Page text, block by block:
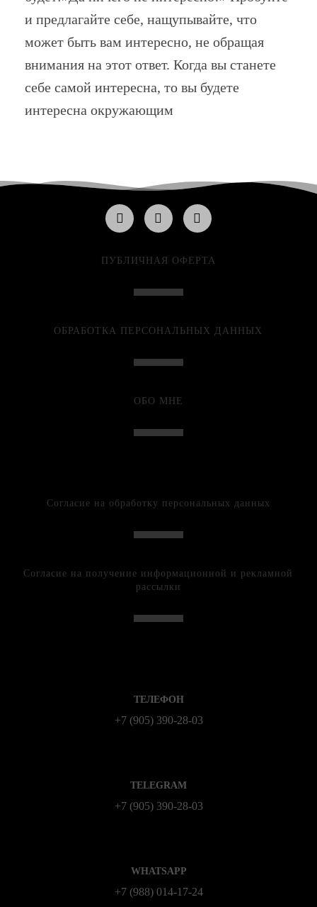
и предлагайте себе, нащупывайте, что
может быть вам интересно, не обращая
внимания на этот ответ. Когда вы станете
себе самой интересна, то вы будете
интересна окружающим
ПУБЛИЧНАЯ ОФЕРТА
ОБРАБОТКА ПЕРСОНАЛЬНЫХ ДАННЫХ
ОБО МНЕ
Согласие на обработку персональных данных
Согласие на получение информационной и рекламной
рассылки
ТЕЛЕФОН
+7 (905) 390-28-03
TELEGRAM
+7 (905) 390-28-03
WHATSAPP
+7 (988) 014‑17‑24